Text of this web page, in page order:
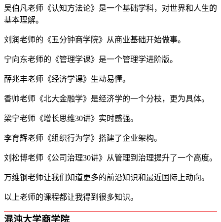
吴伯凡老师《认知方法论》是一个基础学科，对世界和人生的
基本理解。
刘润老师的《五分钟商学院》从商业基础开始做事。
宁向东老师的《管理学课》是一个管理学进阶版。
薛兆丰老师《经济学课》生动易懂。
香帅老师《北大金融学》是经济学的一个分枝，更为具体。
梁宁老师《增长思维30讲》实时感强。
李育辉老师《组织行为学》搭建了企业架构。
刘松博老师《公司治理30讲》从管理到治理提升了一个高度。
万维钢老师让我们知道更多的前沿知识和最近国际上动向。
以上老师的课程都让我得到很多知识。
混沌大学商学院